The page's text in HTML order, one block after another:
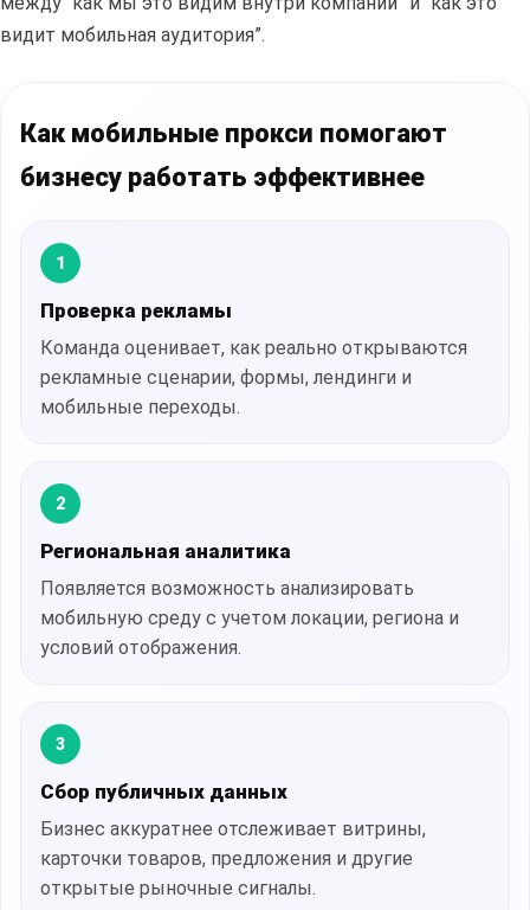
видит мобильная аудитория”.
Как мобильные прокси помогают
бизнесу работать эффективнее
1
Проверка рекламы
Команда оценивает, как реально открываются
рекламные сценарии, формы, лендинги и
мобильные переходы.
2
Региональная аналитика
Появляется возможность анализировать
мобильную среду с учетом локации, региона и
условий отображения.
3
Сбор публичных данных
Бизнес аккуратнее отслеживает витрины,
карточки товаров, предложения и другие
открытые рыночные сигналы.